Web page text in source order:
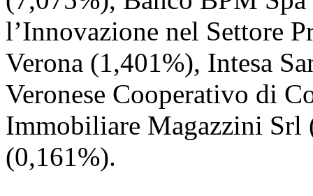
l’Innovazione nel Settore
Verona (1,401%), Intesa
Veronese Cooperativo di
Immobiliare Magazzini Srl
(0,161%).